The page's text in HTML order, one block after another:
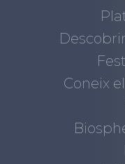
Coneix